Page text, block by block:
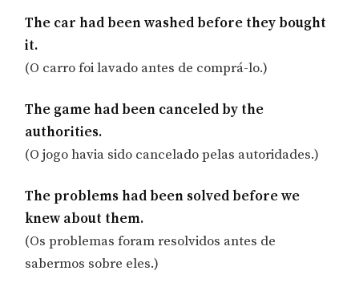
The car had been washed before they bought
it.
(O carro foi lavado antes de comprá-lo.)
The game had been canceled by the
authorities.
(O jogo havia sido cancelado pelas autoridades.)
The problems had been solved before we
knew about them.
(Os problemas foram resolvidos antes de
sabermos sobre eles.)